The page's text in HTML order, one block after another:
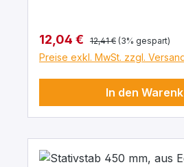
Verkaufspreis:
12,04 € Regulärer Preis:
12,41 € (3% gespart)
Preise exkl. MwSt. zzgl.
In den